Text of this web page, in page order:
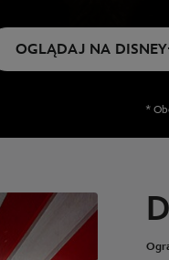
OGLĄDAJ NA
*